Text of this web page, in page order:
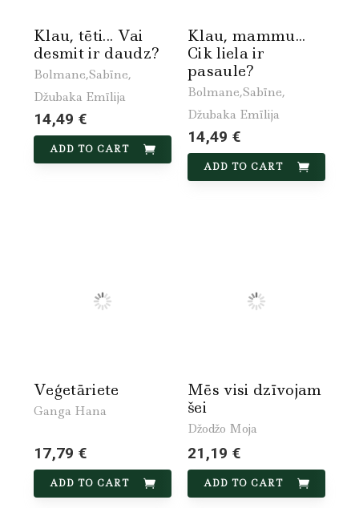
Klau, tēti... Vai
desmit ir daudz?
Bolmane,Sabīne,
Džubaka Emīlija
14,49 €
ADD TO CART
Klau, mammu...
Cik liela ir
pasaule?
Bolmane,Sabīne,
Džubaka Emīlija
14,49 €
ADD TO CART
Veģetāriete
Ganga Hana
17,79 €
ADD TO CART
Mēs visi dzīvojam
šei
Džodžo Moja
21,19 €
ADD TO CART